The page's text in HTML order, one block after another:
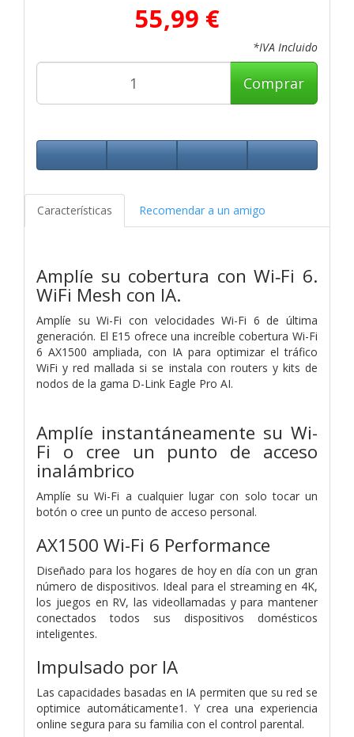
55,99 €
*IVA Incluido
Comprar
Características Recomendar a un amigo
Amplíe su cobertura con Wi‑Fi 6.
WiFi Mesh con IA.
Amplíe su Wi-Fi con velocidades Wi-Fi 6 de última
generación. El E15 ofrece una increíble cobertura Wi-Fi
6 AX1500 ampliada, con IA para optimizar el tráfico
WiFi y red mallada si se instala con routers y kits de
nodos de la gama D-Link Eagle Pro AI.
Amplíe instantáneamente su Wi-
Fi o cree un punto de acceso
inalámbrico
Amplíe su Wi-Fi a cualquier lugar con solo tocar un
botón o cree un punto de acceso personal.
AX1500 Wi-Fi 6 Performance
Diseñado para los hogares de hoy en día con un gran
número de dispositivos. Ideal para el streaming en 4K,
los juegos en RV, las videollamadas y para mantener
conectados todos sus dispositivos domésticos
inteligentes.
Impulsado por IA
Las capacidades basadas en IA permiten que su red se
optimice automáticamente1. Y crea una experiencia
online segura para su familia con el control parental.